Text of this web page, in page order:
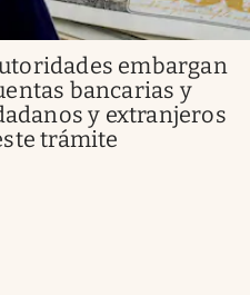
embargan
bancarias y
y extranjeros
trámite